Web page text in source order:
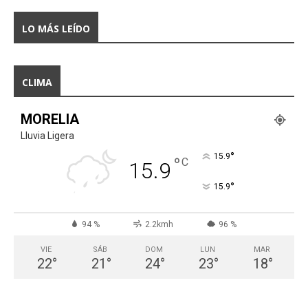
LO MÁS LEÍDO
CLIMA
MORELIA
Lluvia Ligera
15.9 °C 15.9°
15.9°
94 % 2.2kmh 96 %
VIE
22°
SÁB
21 °
DOM
24°
LUN
23°
MAR
18°